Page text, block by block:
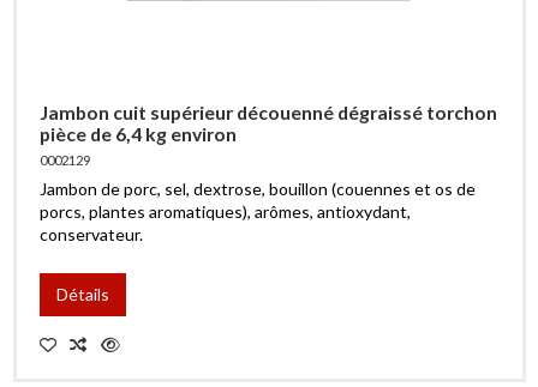
Jambon cuit supérieur découenné dégraissé torchon
pièce de 6,4 kg environ
0002129
Jambon de porc, sel, dextrose, bouillon (couennes et os de
porcs, plantes aromatiques), arômes, antioxydant,
conservateur.
Détails